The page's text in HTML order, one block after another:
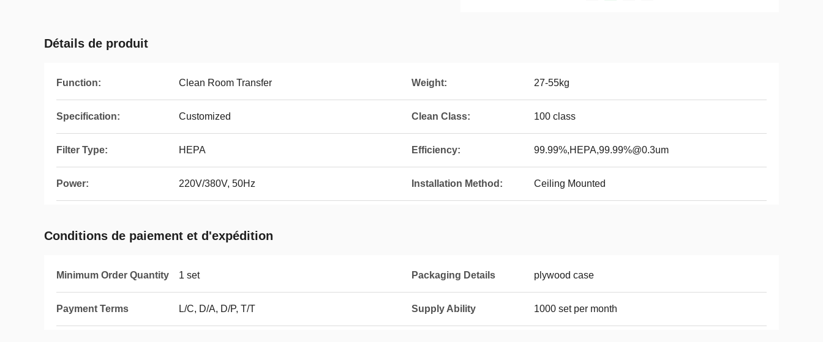
Détails de produit
Function: Clean Room Transfer Weight: 27-55kg
Specification: Customized Clean Class: 100 class
Filter Type: HEPA Efficiency: 99.99%,HEPA,99.99%@0.3um
Power: 220V/380V, 50Hz Installation Method: Ceiling Mounted
Conditions de paiement et d'expédition
Minimum Order Quantity 1 set Packaging Details plywood case
Payment Terms L/C, D/A, D/P, T/T Supply Ability 1000 set per month